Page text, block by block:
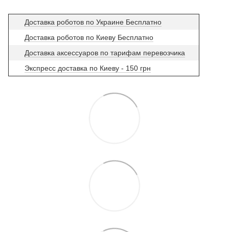
Доставка роботов по Украине Бесплатно
Доставка роботов по Киеву Бесплатно
Доставка аксессуаров по тарифам перевозчика
Экспресс доставка по Киеву - 150 грн